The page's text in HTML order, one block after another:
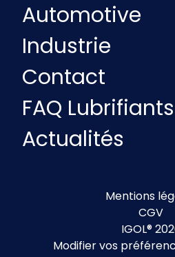
Automotive
Industrie
Contact
FAQ Lubrifiants
Actualités
Mentions
CGV
IGOL®
Modifier vos